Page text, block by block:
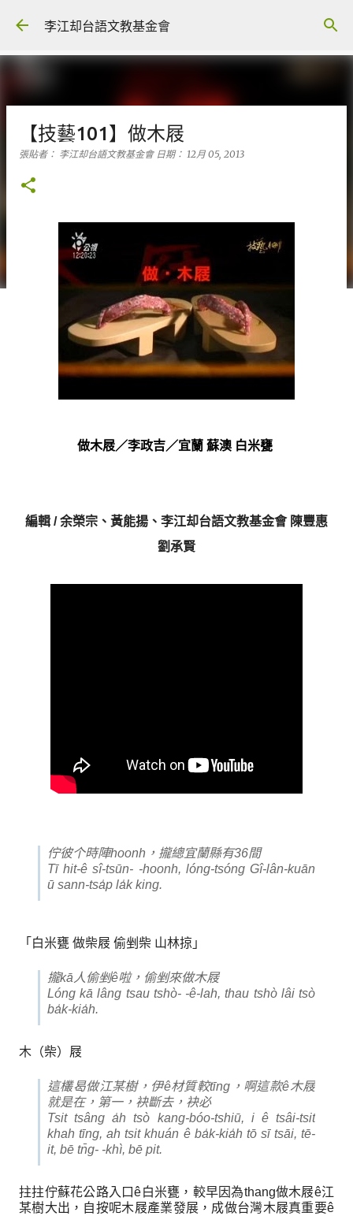
跳到主要內容
李江却台語文教基金會
【技藝101】做木屐
張貼者： 李江却台語文教基金會 日期： 12月 05, 2013
做木屐／李政吉／宜蘭 蘇澳 白米甕
編輯 / 余榮宗、黃能揚、李江却台語文教基金會 陳豐惠
劉承賢
佇彼个時陣hoonh，攏總宜蘭縣有36間
Tī hit-ê sî-tsūn- -hoonh, lóng-tsóng Gî-lân-kuān
ū sann-tsa̍p la̍k king.
「白米甕 做柴屐 偷剉柴 山林掠」
攏kā人偷剉ê啦，偷剉來做木屐
Lóng kā lâng tsau tshò- -ê-lah, thau tshò lâi tsò
ba̍k-kia̍h.
木（柴）屐
這欉曷做江某樹，伊ê材質較tīng，啊這款ê木屐
就是在，第一，袂斷去，袂必
Tsit tsâng a̍h tsò kang-bóo-tshiū, i ê tsâi-tsit
khah tīng, ah tsit khuán ê ba̍k-kia̍h tō sī tsāi, tē-
it, bē tn̄g- -khì, bē pit.
拄拄佇蘇花公路入口ê白米甕，較早因為thang做木屐ê江
某樹大出，自按呢木屐產業發展，成做台灣木屐真重要ê